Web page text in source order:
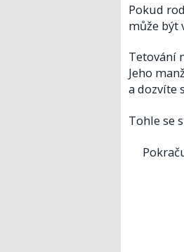
Pokud
může být
Tetování
Jeho
a dozvíte
Tohle se